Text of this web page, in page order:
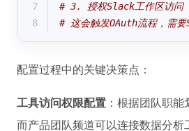
7
# 3. 授权Slack工作区访问
8
# 这会触发OAuth流程，需
配置过程中的关键决策点：
工具访问权限配置 ：根据团队职
而产品团队频道可以连接数据分析